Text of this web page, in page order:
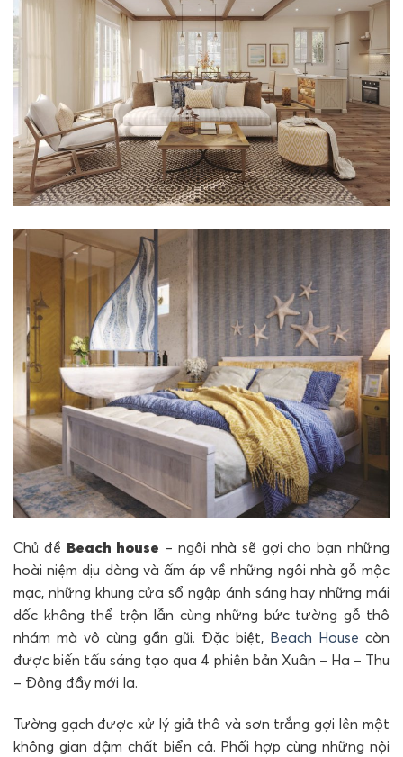
Chủ đề Beach house – ngôi nhà sẽ gợi cho bạn những
hoài niệm dịu dàng và ấm áp về những ngôi nhà gỗ mộc
mạc, những khung cửa sổ ngập ánh sáng hay những mái
dốc không thể trộn lẫn cùng những bức tường gỗ thô
nhám mà vô cùng gần gũi. Đặc biệt, Beach House còn
được biến tấu sáng tạo qua 4 phiên bản Xuân – Hạ – Thu
– Đông đầy mới lạ.
Tường gạch được xử lý giả thô và sơn trắng gợi lên một
không gian đậm chất biển cả. Phối hợp cùng những nội